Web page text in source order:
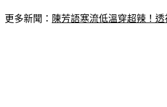
更多新聞： 陳芳語寒流低溫穿超辣！